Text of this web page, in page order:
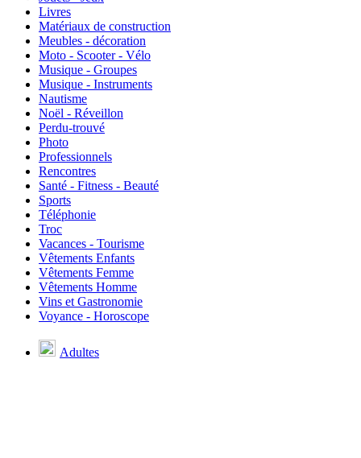
Livres
Matériaux de construction
Meubles - décoration
Moto - Scooter - Vélo
Musique - Groupes
Musique - Instruments
Nautisme
Noël - Réveillon
Perdu-trouvé
Photo
Professionnels
Rencontres
Santé - Fitness - Beauté
Sports
Téléphonie
Troc
Vacances - Tourisme
Vêtements Enfants
Vêtements Femme
Vêtements Homme
Vins et Gastronomie
Voyance - Horoscope
Adultes